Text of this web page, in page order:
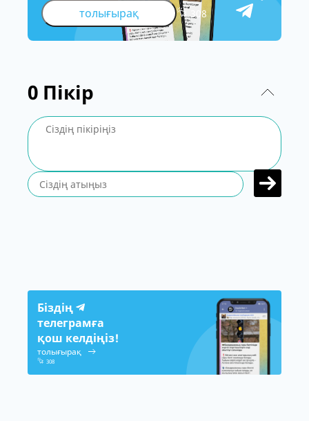
толығырақ 308
0 Пікір
Біздің
телеграмға
қош келдіңіз!
толығырақ
308